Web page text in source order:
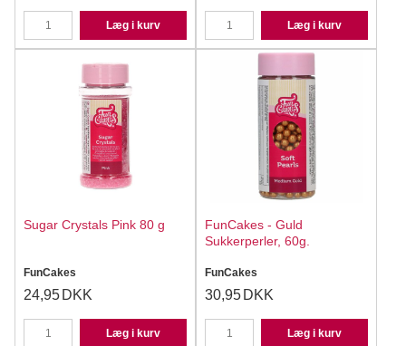
Læg i kurv Læg i kurv
Sugar Crystals Pink 80 g
FunCakes
24,95 DKK
Læg i kurv
FunCakes - Guld
Sukkerperler, 60g.
FunCakes
30,95 DKK
Læg i kurv